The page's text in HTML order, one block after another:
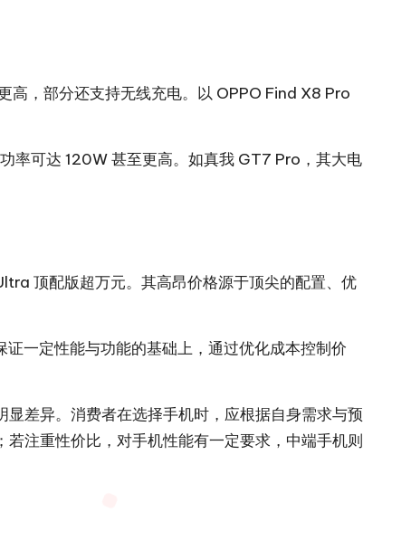
，部分还支持无线充电。以 OPPO Find X8 Pro
率可达 120W 甚至更高。如真我 GT7 Pro，其大电
顶配版超万元。其高昂价格源于顶尖的配置、优
一定性能与功能的基础上，通过优化成本控制价
差异。消费者在选择手机时，应根据自身需求与预
注重性价比，对手机性能有一定要求，中端手机则